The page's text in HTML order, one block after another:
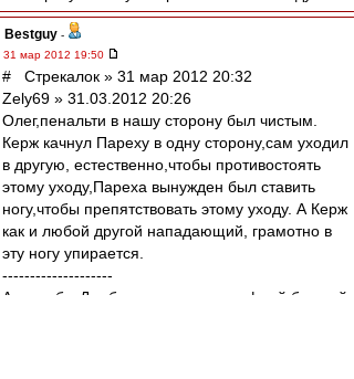
Bestguy -
31 мар 2012 19:50
# Стрекалок » 31 мар 2012 20:32
Zely69 » 31.03.2012 20:26
Олег,пенальти в нашу сторону был чистым.
Керж качнул Пареху в одну сторону,сам уходил
в другую, естественно,чтобы противостоять
этому уходу,Пареха вынужден был ставить
ногу,чтобы препятствовать этому уходу. А Керж
как и любой другой нападающий, грамотно в
эту ногу упирается.
--------------------
А если бы Дзюба так упал втштрафной бомжей,